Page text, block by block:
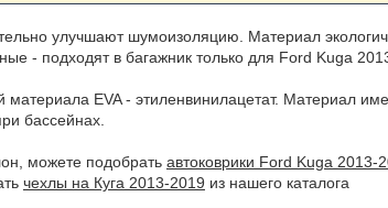
улучшают шумоизоляцию. Материал
- подходят в багажник только для Ford Kuga
материала EVA - этиленвинилацетат. Материал
бассейнах.
можете подобрать автоковрики Ford Kuga 2013-
чехлы на Куга 2013-2019 из нашего каталога